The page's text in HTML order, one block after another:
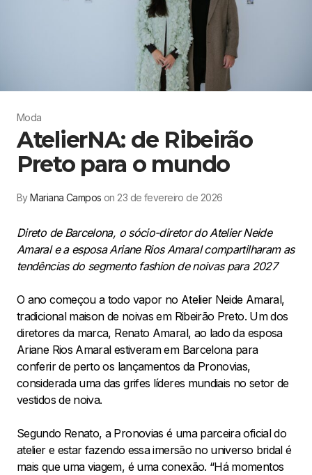
Moda
AtelierNA: de Ribeirão
Preto para o mundo
ByMariana Campos on 23 de fevereiro de 2026
Direto de Barcelona, o sócio-diretor do Atelier Neide
Amaral e a esposa Ariane Rios Amaral compartilharam as
tendências do segmento fashion de noivas para 2027
O ano começou a todo vapor no Atelier Neide Amaral,
tradicional maison de noivas em Ribeirão Preto. Um dos
diretores da marca, Renato Amaral, ao lado da esposa
Ariane Rios Amaral estiveram em Barcelona para
conferir de perto os lançamentos da Pronovias,
considerada uma das grifes líderes mundiais no setor de
vestidos de noiva.
Segundo Renato, a Pronovias é uma parceira oficial do
atelier e estar fazendo essa imersão no universo bridal é
mais que uma viagem, é uma conexão. “Há momentos